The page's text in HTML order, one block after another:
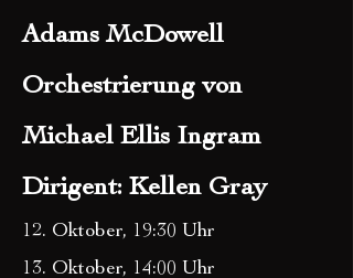
Adams McDowell
Orchestrierung von
Michael Ellis Ingram
Dirigent: Kellen Gray
12. Oktober, 19:30 Uhr
13. Oktober, 14:00 Uhr